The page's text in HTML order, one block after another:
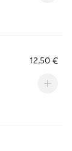
12,50 €